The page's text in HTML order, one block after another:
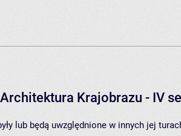
Krajobrazu - IV
lub będą uwzględnione w innych jej